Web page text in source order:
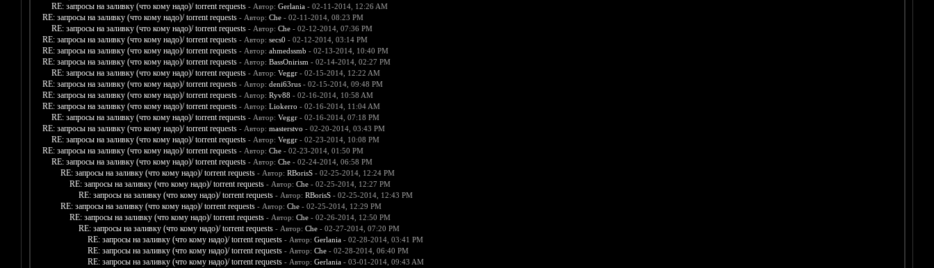
RE: запросы на заливку (что кому надо)/ torrent requests - Автор: Gerlania- 02-11-2014, 12:26 AM
RE: запросы на заливку (что кому надо)/ torrent requests - Автор: Che- 02-11-2014, 08:23 PM
RE: запросы на заливку (что кому надо)/ torrent requests - Автор: Che- 02-12-2014, 07:36 PM
RE: запросы на заливку (что кому надо)/ torrent requests - Автор: secs0 - 02-12-2014, 03:14 PM
RE: запросы на заливку (что кому надо)/ torrent requests - Автор: ahmedssmb - 02-13-2014, 10:40 PM
RE: запросы на заливку (что кому надо)/ torrent requests - Автор: BassOnirism - 02-14-2014, 02:27 PM
RE: запросы на заливку (что кому надо)/ torrent requests - Автор: Veggr- 02-15-2014, 12:22 AM
RE: запросы на заливку (что кому надо)/ torrent requests - Автор: deni63rus- 02-15-2014, 09:48 PM
RE: запросы на заливку (что кому надо)/ torrent requests - Автор: Ryv88 - 02-16-2014, 10:58 AM
RE: запросы на заливку (что кому надо)/ torrent requests - Автор: Liokerro - 02-16-2014, 11:04 AM
RE: запросы на заливку (что кому надо)/ torrent requests - Автор: Veggr- 02-16-2014, 07:18 PM
RE: запросы на заливку (что кому надо)/ torrent requests - Автор: masterstvo - 02-20-2014, 03:43 PM
RE: запросы на заливку (что кому надо)/ torrent requests - Автор: Veggr- 02-23-2014, 10:08 PM
RE: запросы на заливку (что кому надо)/ torrent requests - Автор: Che- 02-23-2014, 01:50 PM
RE: запросы на заливку (что кому надо)/ torrent requests - Автор: Che- 02-24-2014, 06:58 PM
RE: запросы на заливку (что кому надо)/ torrent requests - Автор: RBorisS- 02-25-2014, 12:24 PM
RE: запросы на заливку (что кому надо)/ torrent requests - Автор: Che- 02-25-2014, 12:27 PM
RE: запросы на заливку (что кому надо)/ torrent requests - Автор: RBorisS- 02-25-2014, 12:43 PM
RE: запросы на заливку (что кому надо)/ torrent requests - Автор: Che- 02-25-2014, 12:29 PM
RE: запросы на заливку (что кому надо)/ torrent requests - Автор: Che- 02-26-2014, 12:50 PM
RE: запросы на заливку (что кому надо)/ torrent requests - Автор: Che- 02-27-2014, 07:20 PM
RE: запросы на заливку (что кому надо)/ torrent requests - Автор: Gerlania- 02-28-2014, 03:41 PM
RE: запросы на заливку (что кому надо)/ torrent requests - Автор: Che- 02-28-2014, 06:40 PM
RE: запросы на заливку (что кому надо)/ torrent requests - Автор: Gerlania- 03-01-2014, 09:43 AM